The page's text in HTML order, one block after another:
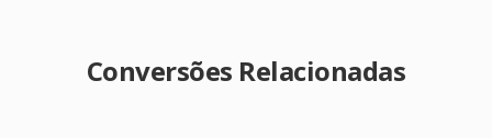
Conversões Relacionadas